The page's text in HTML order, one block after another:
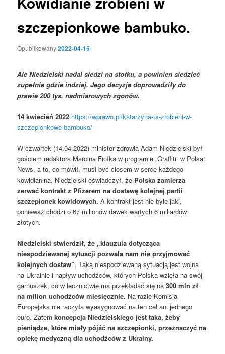
szczepionkowe bambuko.
Opublikowany2022-04-15
AleNiedzielski nadal siedzi na stołku, a powinien siedzieć
zupełnie gdzie indziej. Jego decyzje doprowadziły do
prawie 200 tys. nadmiarowych zgonów.
14kwiecień 2022 https://wprawo.pl/katarzyna-ts-zrobieni-w-
szczepionkowe-bambuko/
W czwartek (14.04.2022) minister zdrowia Adam Niedzielski był
gościem redaktora Marcina Fiołka w programie „Graffiti” w Polsat
News, a to, co mówił, musi być ciosem w serce każdego
kowidianina. Niedzielski oświadczył, że Polska zamierza
zerwać kontrakt z Pfizerem na dostawę kolejnej partii
szczepionek kowidowych. A kontrakt jest nie byle jaki,
ponieważ chodzi o 67 milionów dawek wartych 6 miliardów
złotych.
Niedzielski stwierdził, że „klauzula dotycząca
niespodziewanej sytuacji pozwala nam nie przyjmować
kolejnych dostaw”. Taką niespodziewaną sytuacją jest wojna
na Ukrainie i napływ uchodźców, których Polska wzięła na swój
garnuszek, co w lecznictwie ma przekładać się na300 mln zł
na milion uchodźców miesięcznie. Na razie Komisja
Europejska nie raczyła wyasygnować na ten cel ani jednego
euro. Zatemkoncepcja Niedzielskiego jest taka, żeby
pieniądze, które miały pójść na szczepionki, przeznaczyć na
opiekę medyczną dla uchodźców z Ukrainy.